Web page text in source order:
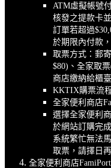
ATM虛擬帳號
核發之提款卡
訂單若超過
於期限內付款
取票方式：郵
$80)、全家取
商店繳納給櫃
KKTIX購票流
全家便利商店
選擇全家便利
於網站訂購完
系統繁忙無法
取票，請擇日
全家便利商店FamiPort